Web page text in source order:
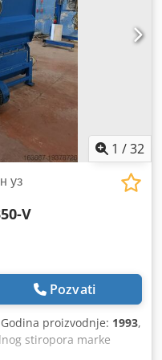
etiketa: 1200 mm Širina
etiketa: 80–100
120 ciklusa/min
kg Dimenzije
1 /32
уз
V
Pozvati
proizvodnje: 1993,
stiropora marke
40 m³/h Dostupno: